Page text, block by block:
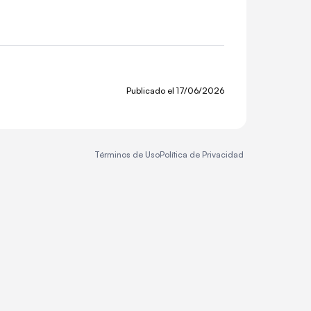
Publicado el 17/06/2026
Términos de UsoPolítica de Privacidad